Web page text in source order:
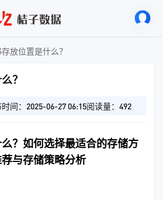
放位置是什么？
？
间：2025-06-27 06:15阅读量：492
？如何选择最适合的存储方
与存储策略分析